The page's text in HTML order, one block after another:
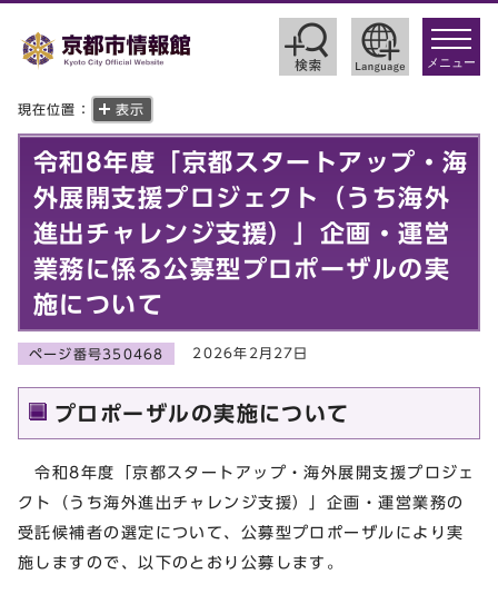
toggle
メニュー
現在位置： 表示
令和8年度「京都スタートアップ・海
外展開支援プロジェクト（うち海外
進出チャレンジ支援）」企画・運営
業務に係る公募型プロポーザルの実
施について
ページ番号350468 2026年2月27日
プロポーザルの実施について
令和8年度「京都スタートアップ・海外展開支援プロジェ
クト（うち海外進出チャレンジ支援）」企画・運営業務の
受託候補者の選定について、公募型プロポーザルにより実
施しますので、以下のとおり公募します。